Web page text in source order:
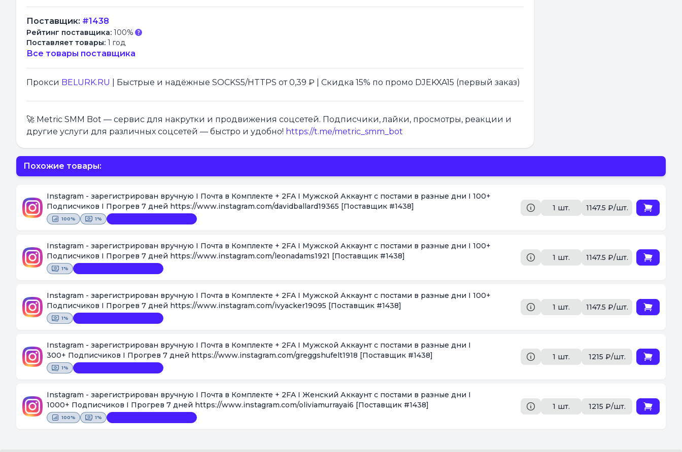
Поставщик: #1438
Рейтинг поставщика: 100%
Поставляет товары: 1 год
Все товары поставщика
Прокси BELURK.RU | Быстрые и надёжные SOCKS5/HTTPS от 0,39 ₽ | Скидка 15% по промо DJEKXA15 (первый заказ)
🚀 Metric SMM Bot — сервис для накрутки и продвижения соцсетей. Подписчики, лайки, просмотры, реакции и
другие услуги для различных соцсетей — быстро и удобно! https://t.me/metric_smm_bot
Похожие товары:
Instagram - зарегистрирован вручную I Почта в Комплекте + 2FA I Мужской Аккаунт с постами в разные дни I 100+
Подписчиков I Прогрев 7 дней https://www.instagram.com/davidballard19365 [Поставщик #1438]
100% 1%
1 шт. 1147.5 ₽/шт.
Instagram - зарегистрирован вручную I Почта в Комплекте + 2FA I Мужской Аккаунт с постами в разные дни I 100+
Подписчиков I Прогрев 7 дней https://www.instagram.com/leonadams1921 [Поставщик #1438]
1%
1 шт. 1147.5 ₽/шт.
Instagram - зарегистрирован вручную I Почта в Комплекте + 2FA I Мужской Аккаунт с постами в разные дни I 100+
Подписчиков I Прогрев 7 дней https://www.instagram.com/ivyacker19095 [Поставщик #1438]
1%
1 шт. 1147.5 ₽/шт.
Instagram - зарегистрирован вручную I Почта в Комплекте + 2FA I Мужской Аккаунт с постами в разные дни I
300+ Подписчиков I Прогрев 7 дней https://www.instagram.com/greggshufelt1918 [Поставщик #1438]
1%
1 шт. 1215 ₽/шт.
Instagram - зарегистрирован вручную I Почта в Комплекте + 2FA I Женский Аккаунт с постами в разные дни I
1000+ Подписчиков I Прогрев 7 дней https://www.instagram.com/oliviamurrayai6 [Поставщик #1438]
100% 1%
1 шт. 1215 ₽/шт.